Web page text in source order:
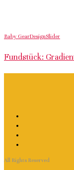
Baby GearDesignSlider
Fundstück:
All Rights Reserved